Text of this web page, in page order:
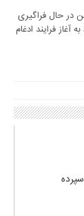
در حال فراگیری
آغاز فرایند ادغام